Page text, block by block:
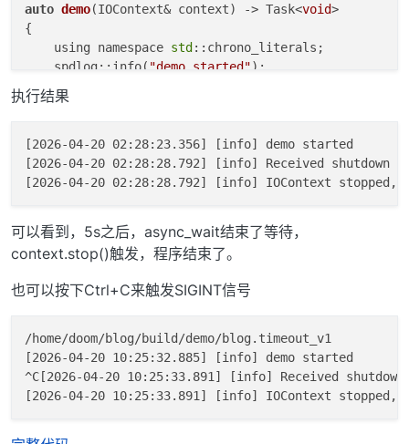
auto demo(IOContext& context) -> Task<void>
{
    using namespace
std ::chrono_literals;
    spdlog::info(
"demo started");
// 模拟一些持续的异步工作，直到接收到退出信号
        co_await
sleep_for (context, 1 s);
    spdlog::info(
"demo completed" );
int main (int argc, char* argv[])
{
    co_spawn(context, shutdown_monitor(context));
    context.run();
执行结果
[2026-04-20 02:28:23.356] [info] demo started
[2026-04-20 02:28:28.792] [info] Received
可以看到，5s之后，async_wait结束了等待，
context.stop()触发，程序结束了。
也可以按下Ctrl+C来触发SIGINT信号
/home/doom/blog/build/demo/blog.timeout_v1
[2026-04-20 10:25:32.885] [info] demo started
^C[2026-04-20 10:25:33.891] [info] Received